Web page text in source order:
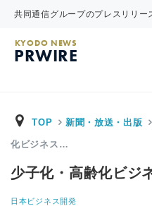
共同通信グループのプレスリリー
KYODO NEWS
PRWIRE
TOP 新聞・放送・出版
化ビジネス…
少子化・高齢化ビジ
日本ビジネス開発